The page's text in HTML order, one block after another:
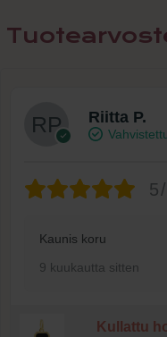
Riitta P.
Kaunis koru
9 kuukautta sitten
Kullattu